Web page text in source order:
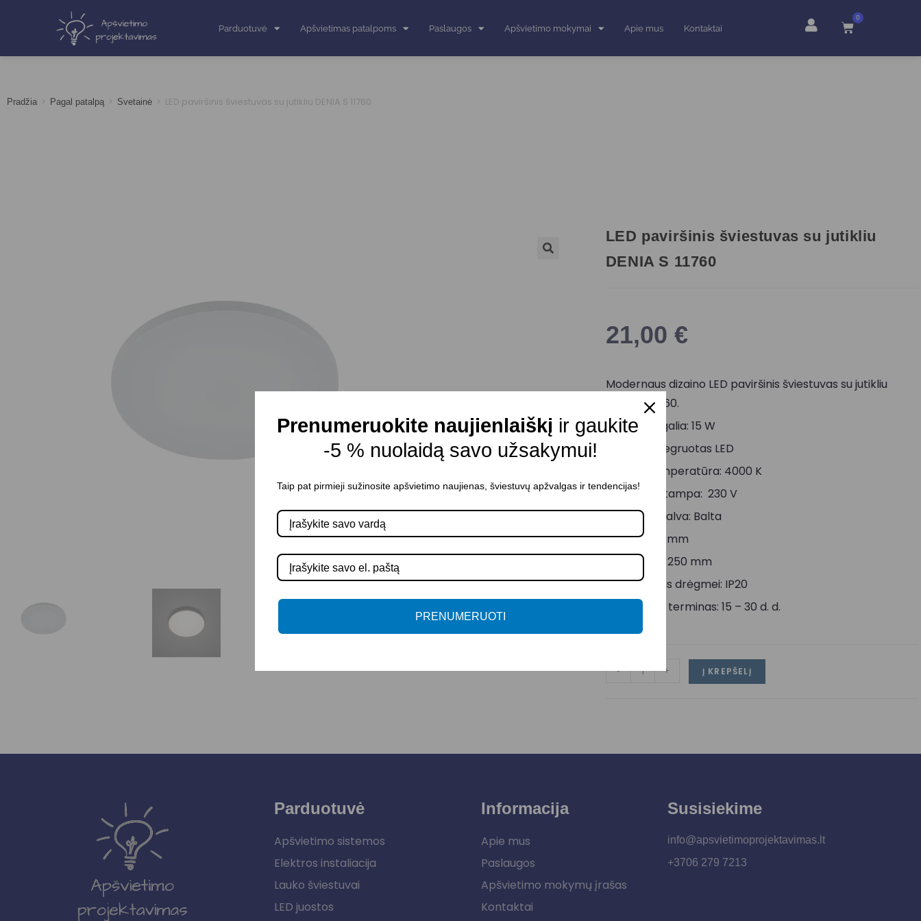
Parduotuvė Apšvietimas patalpoms Paslaugos Apšvietimo mokymai Apie mus Kontaktai
0
Pradžia > Pagal patalpą > Svetainė > LED paviršinis šviestuvas su jutikliu DENIA S 11760
LED paviršinis šviestuvas su jutikliu
DENIA S 11760
21,00 €
Modernaus dizaino LED paviršinis šviestuvas su jutikliu
DENIA S 11760.
Maksimali galia: 15 W
Cokolis: Integruotas LED
Šviesos temperatūra: 4000 K
Maitinimo įtampa: 230 V
Korpuso spalva: Balta
Aukštis: 52 mm
Diametras: 250 mm
Atsparumas drėgmei: IP20
Pristatymo terminas: 15 – 30 d. d.
- + Į KREPŠELĮ
Parduotuvė
Apšvietimo sistemos
Elektros instaliacija
Lauko šviestuvai
LED juostos
Informacija
Apie mus
Paslaugos
Apšvietimo mokymų įrašas
Kontaktai
Susisiekime
info@apsvietimoprojektavimas.lt
+3706 279 7213
Prenumeruokite naujienlaiškį ir gaukite
-5 % nuolaidą savo užsakymui!
Taip pat pirmieji sužinosite apšvietimo naujienas, šviestuvų apžvalgas ir tendencijas!
PRENUMERUOTI